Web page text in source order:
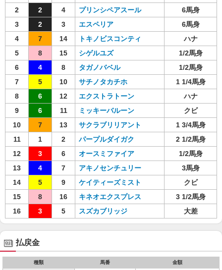
2
2 4 プリンシペアスール
6馬身
3
2 3 エスペリア
6馬身
4
7 14 トキノビスコンティ
ハナ
5
8 15 シゲルユズ
1/2馬身
6
4 8 タガノバベル
1/2馬身
7
5 10 サチノタカチホ
1 1/4馬身
8
6 12 エクストラトーン
ハナ
9
6 11 ミッキーバルーン
クビ
10
7 13 サクラブリリアント
1 3/4馬身
11
1 2 パープルダイガク
2 1/2馬身
12
3 6 オースミファイア
1/2馬身
13
4 7 アキノセンチュリー
3馬身
14
5 9 ケイティーズミスト
クビ
15
8 16 キネオエクスプレス
3 1/2馬身
16
3 5 スズカブリッジ 大差
払戻金
種類 馬番 金額